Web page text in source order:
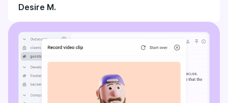
Marktplatz besuchen
Desire M.